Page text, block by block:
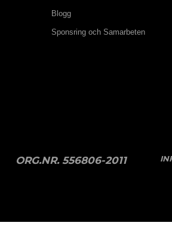
Blogg
Sponsring och Samarbeten
ORG.NR. 556806-2011